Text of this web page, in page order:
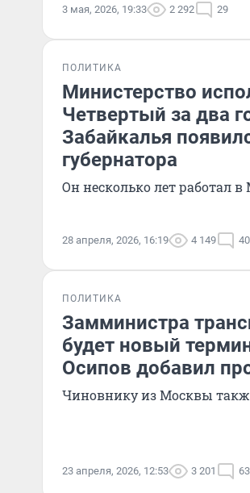
3 мая, 2026, 19:33 2 292 29
ПОЛИТИКА
Министерство
Четвертый за два
Забайкалья
губернатора
Он несколько лет работал в
28 апреля, 2026, 16:19 4 149 40
ПОЛИТИКА
Замминистра
будет новый
Осипов добавил
Чиновнику из Москвы
23 апреля, 2026, 12:53 3 201 63